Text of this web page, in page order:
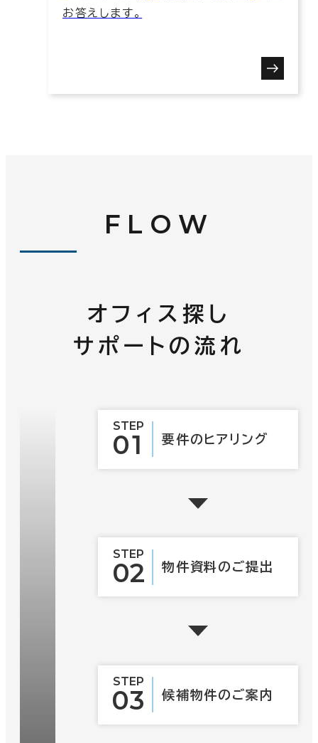
お答えします。
FLOW
オフィス探し
サポートの流れ
STEP
01 要件の ヒアリング
STEP
02 物件資料の ご提出
STEP
03 候補物件の ご案内